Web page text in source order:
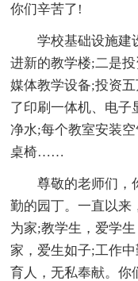
你们辛苦了!
学校基础设施建
进新的教学楼;二是
媒体教学设备;投资
了印刷一体机、电子
净水;每个教室安装
桌椅……
尊敬的老师们，
勤的园丁。一直以来
为家;教学生，爱学
家，爱生如子;工作
育人，无私奉献。你